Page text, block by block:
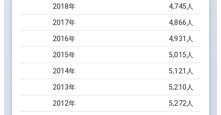
2018年 4,745 人
2017年 4,866 人
2016年 4,931 人
2015年 5,015 人
2014年 5,121 人
2013年 5,210 人
2012年 5,272 人